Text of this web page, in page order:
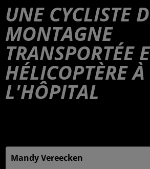
UNE CYCLISTE
MONTAGNE
TRANSPORTÉE
HÉLICOPTÈRE À
L'HÔPITAL
Mandy Vereecken